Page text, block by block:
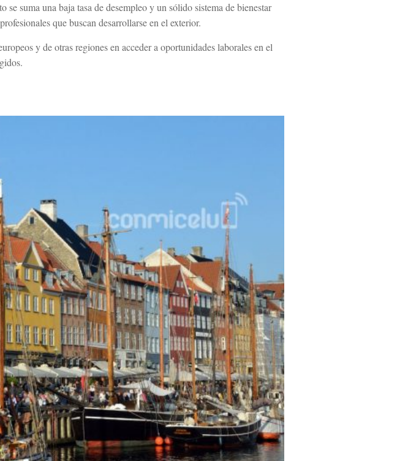
suma una baja tasa de desempleo y un sólido sistema de bienestar
que buscan desarrollarse en el exterior.
y de otras regiones en acceder a oportunidades laborales en el